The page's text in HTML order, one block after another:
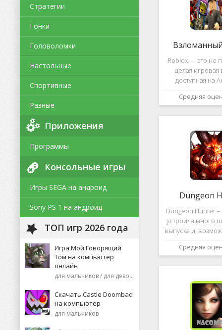
Стратегии
Гонки
Головоломки
Настольные
Спортивные
Разные
Приложения
Программы
Консольные игры
Игры SEGA на андроид
Sony PS 1 на андроид
ТОП игр 2026 года
Игра Мой Говорящий
Том на компьютер
онлайн
для мальчиков / для девочек
Скачать Castle Doombad
на компьютер
для мальчиков
Roblox — это не
целая игровая
доступная на
уникальная
позволяет не
и сценарии,
Средняя
Dungeon
Dungeon Hunter –
устроила много
выпуска и,
такому
необычную
Средняя